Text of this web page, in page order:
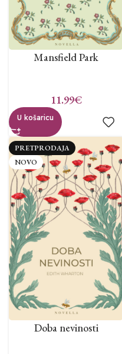
Mansfield Park
11.99€
U košaricu
PRETPRODAJA
NOVO
Doba nevinosti